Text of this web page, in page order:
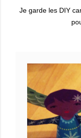
Je garde les DIY